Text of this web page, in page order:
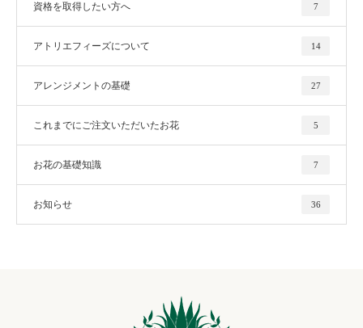
資格を取得したい方へ 7
アトリエフィーズについて 14
アレンジメントの基礎 27
これまでにご注文いただいたお花 5
お花の基礎知識 7
お知らせ 36